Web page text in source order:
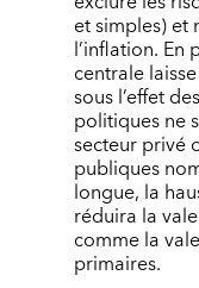
et simples) et
l’inflation. En
centrale laisse
sous l’effet
politiques ne
secteur privé
publiques
longue, la
réduira la
comme la
primaires.